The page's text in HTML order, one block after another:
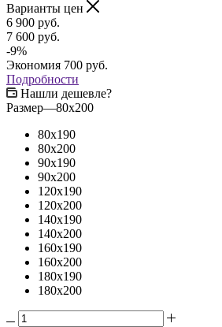
Варианты цен
6 900 руб.
7 600 руб.
-9%
Экономия 700 руб.
Подробности
Нашли дешевле?
Размер—80x200
80x190
80x200
90x190
90x200
120x190
120x200
140x190
140x200
160x190
160x200
180x190
180x200